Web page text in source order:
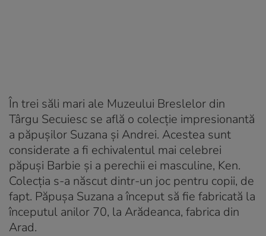
În trei săli mari ale Muzeului Breslelor din
Târgu Secuiesc se află o colecție impresionantă
a păpușilor Suzana și Andrei. Acestea sunt
considerate a fi echivalentul mai celebrei
păpuși Barbie și a perechii ei masculine, Ken.
Colecția s-a născut dintr-un joc pentru copii, de
fapt. Păpușa Suzana a început să fie fabricată la
începutul anilor 70, la Arădeanca, fabrica din
Arad.